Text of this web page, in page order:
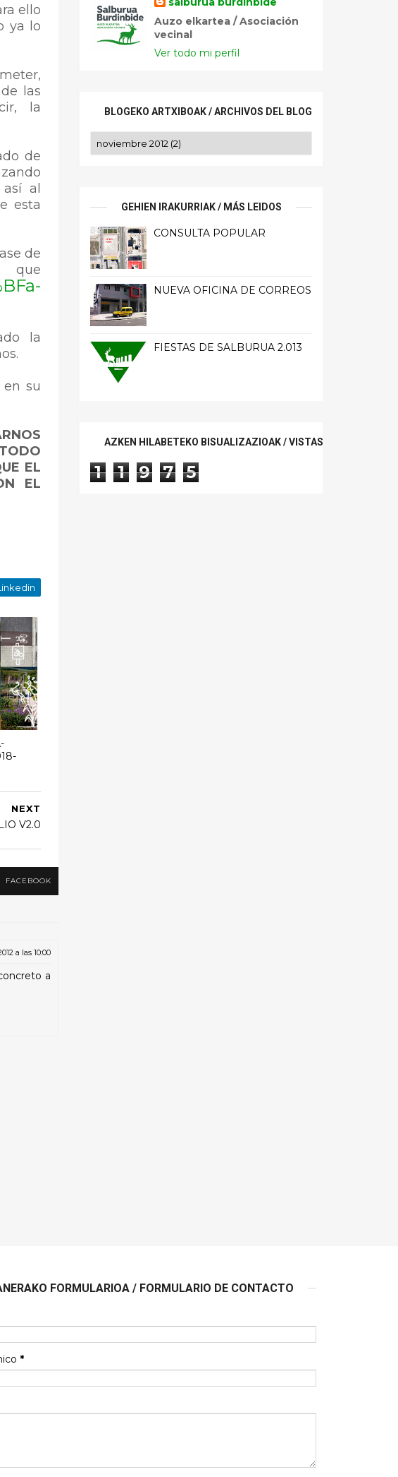
ello
ya lo
las
la
de
al
esta
de
la
su
EL
EL
NEXT
V2.0
FACEBOOK
a las 10:00
a
Auzo elkartea / Asociación
vecinal
Ver todo mi perfil
BLOGEKO ARTXIBOAK / ARCHIVOS DEL BLOG
GEHIEN IRAKURRIAK / MÁS LEIDOS
CONSULTA POPULAR
NUEVA OFICINA DE CORREOS
FIESTAS DE SALBURUA 2.013
AZKEN HILABETEKO BISUALIZAZIOAK / VISTAS ÚLTIMO MES
1 1 9 7 5
FORMULARIOA / FORMULARIO DE CONTACTO
*